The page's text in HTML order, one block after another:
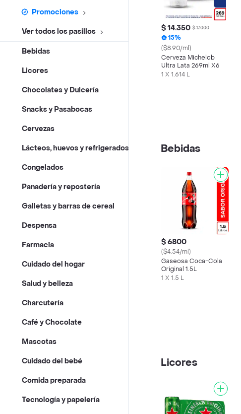
Promociones
Ver todos los pasillos
Bebidas
Licores
Chocolates y Dulcería
Snacks y Pasabocas
Cervezas
Lácteos, huevos y refrigerados
Congelados
Panadería y repostería
Galletas y barras de cereal
Despensa
Farmacia
Cuidado del hogar
Salud y belleza
Charcutería
Café y Chocolate
Mascotas
Cuidado del bebé
Comida preparada
Tecnología y papelería
$ 14.350 $ 17.000
15%
($8.90/ml)
Cerveza Michelob
Ultra Lata 269ml X6
1 X 1.614 L
Bebidas
$ 6800
($4.54/ml)
Gaseosa Coca-Cola
Original 1.5L
1 X 1.5 L
Licores